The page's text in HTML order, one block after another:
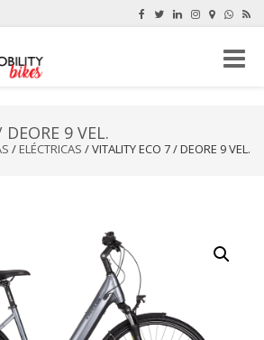
9 VEL.
/ ELÉCTRICAS / VITALITY ECO 7 / DEORE 9 VEL.